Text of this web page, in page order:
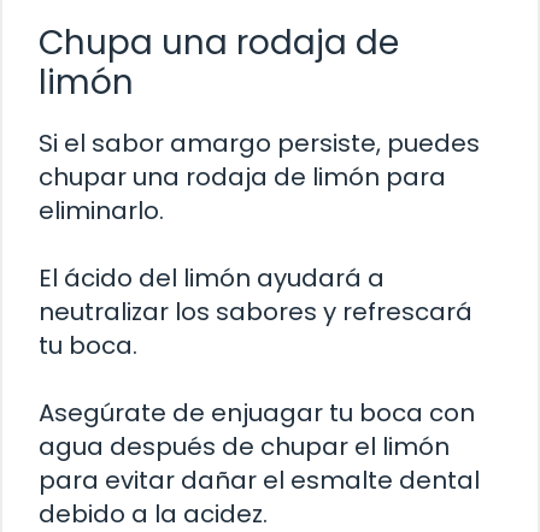
Chupa una rodaja de
limón
Si el sabor amargo persiste, puedes
chupar una rodaja de limón para
eliminarlo.
El ácido del limón ayudará a
neutralizar los sabores y refrescará
tu boca.
Asegúrate de enjuagar tu boca con
agua después de chupar el limón
para evitar dañar el esmalte dental
debido a la acidez.